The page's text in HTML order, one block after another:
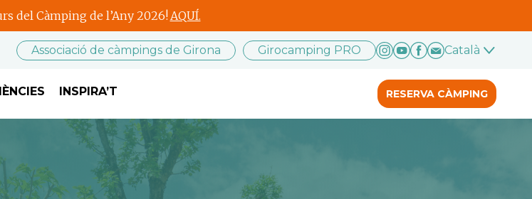
del Càmping de l’Any 2026!AQUÍ.
Associació de càmpings de Girona Girocamping PRO Català
INSPIRA’T RESERVA CÀMPING